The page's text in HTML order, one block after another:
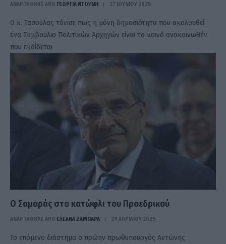
ΑΝΑΡΤΗΘΗΚΕ ΑΠΟ ΓΕΩΡΓΊΑ ΝΤΟΎΝΗ 27 ΙΟΥΝΊΟΥ 2025
Ο κ. Τασούλας τόνισε πως η μόνη δημοσιότητα που ακολουθεί
ένα Συμβούλιο Πολιτικών Αρχηγών είναι το κοινό ανακοινωθέν
που εκδίδεται
Ο Σαμαράς στο κατώφλι του Προεδρικού
ΑΝΑΡΤΗΘΗΚΕ ΑΠΟ ΕΛΕΑΝΑ ΖΑΜΠΑΡΑ 29 ΑΠΡΙΛΊΟΥ 2025
Το επόμενο διάστημα ο πρώην πρωθυπουργός Αντώνης